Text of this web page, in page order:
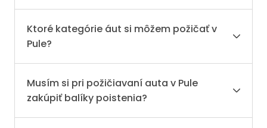
Ktoré kategórie áut si môžem požičať v
Pule?
Musím si pri požičiavaní auta v Pule
zakúpiť balíky poistenia?